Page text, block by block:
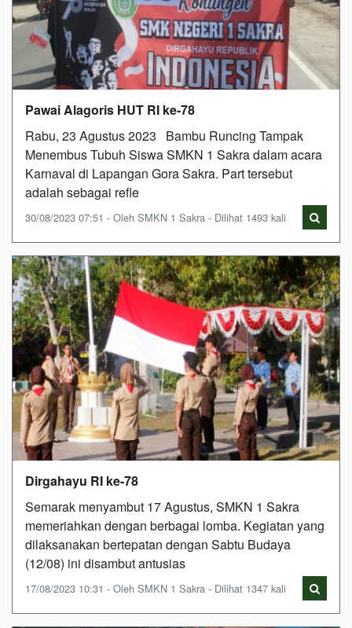
Pawai Alagoris HUT RI ke-78
Rabu, 23 Agustus 2023 Bambu Runcing Tampak
Menembus Tubuh Siswa SMKN 1 Sakra dalam acara
Karnaval di Lapangan Gora Sakra. Part tersebut
adalah sebagai refle
30/08/2023 07:51 - Oleh SMKN 1 Sakra - Dilihat 1493 kali
Dirgahayu RI ke-78
Semarak menyambut 17 Agustus, SMKN 1 Sakra
memeriahkan dengan berbagai lomba. Kegiatan yang
dilaksanakan bertepatan dengan Sabtu Budaya
(12/08) ini disambut antusias
17/08/2023 10:31 - Oleh SMKN 1 Sakra - Dilihat 1347 kali